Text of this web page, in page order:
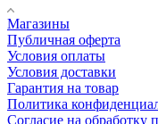
Магазины
Публичная оферта
Условия оплаты
Условия доставки
Гарантия на товар
Политика
Согласие на обработку